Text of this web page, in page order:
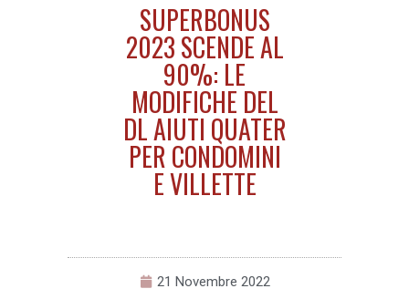
SUPERBONUS
2023 SCENDE AL
90%: LE
MODIFICHE DEL
DL AIUTI QUATER
PER CONDOMINI
E VILLETTE
21 Novembre 2022